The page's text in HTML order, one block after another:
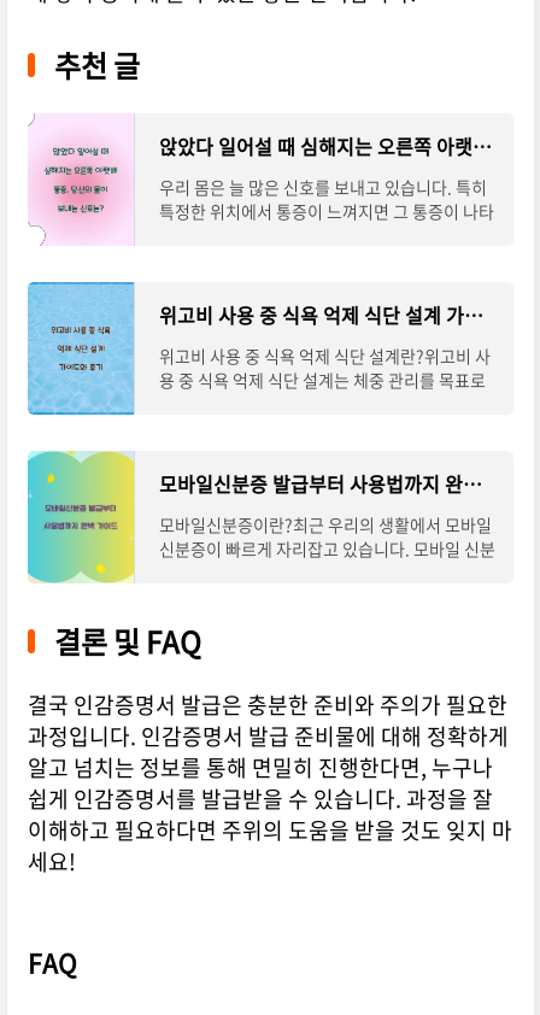
추천 글
앉았다 일어설 때 심해지는 오른쪽 아랫배 통증, 당신의 몸이 보내는 신호는?
우리 몸은 늘 많은 신호를 보내고 있습니다. 특히
특정한 위치에서 통증이 느껴지면 그 통증이 나타
위고비 사용 중 식욕 억제 식단 설계 가이드와 후기
위고비 사용 중 식욕 억제 식단 설계란?위고비 사
용 중 식욕 억제 식단 설계는 체중 관리를 목표로
모바일신분증 발급부터 사용법까지 완벽 가이드
모바일신분증이란?최근 우리의 생활에서 모바일
신분증이 빠르게 자리잡고 있습니다. 모바일 신분
결론 및 FAQ
결국 인감증명서 발급은 충분한 준비와 주의가 필요한
과정입니다. 인감증명서 발급 준비물에 대해 정확하게
알고 넘치는 정보를 통해 면밀히 진행한다면, 누구나
쉽게 인감증명서를 발급받을 수 있습니다. 과정을 잘
이해하고 필요하다면 주위의 도움을 받을 것도 잊지 마
세요!
FAQ